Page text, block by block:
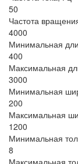
50
Частота
4000
Минимальная
400
Максимальная
3000
Минимальная
200
Максимальная
1200
Минимальная
8
Максимальная